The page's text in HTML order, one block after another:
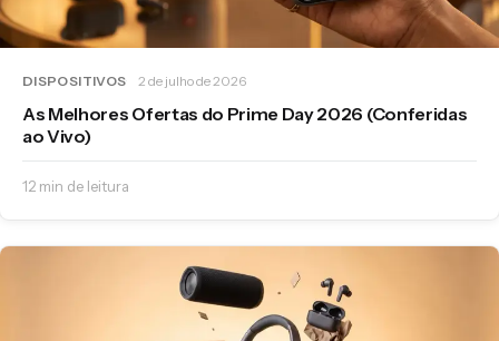
DISPOSITIVOS 2 de julho de 2026
As Melhores Ofertas do Prime Day 2026 (Conferidas
ao Vivo)
12 min de leitura